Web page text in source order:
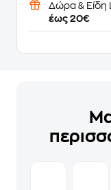
Δώρα & Είδη
έως 20€